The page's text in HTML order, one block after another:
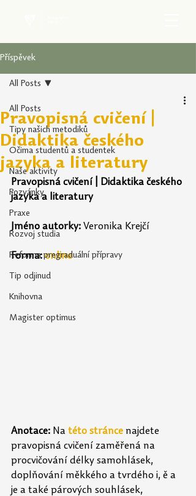
Příspěvek
All Posts
Tipy našich metodiků
Očima studentů a studentek
Naše aktivity
Pozvánky
Praxe
Rozvoj studia
Reforma pregraduální přípravy
Tip odjinud
Knihovna
Magister optimus
All Posts
Pravopisná cvičení |
Didaktika českého
jazyka a literatury
Pravopisná cvičení | Didaktika českého
jazyka a literatury
Jméno autorky: Veronika Krejčí
Forma: online
Anotace: Na této stránce najdete
pravopisná cvičení zaměřená na
procvičování délky samohlásek,
doplňování měkkého a tvrdého i, ě a
je a také párových souhlásek,